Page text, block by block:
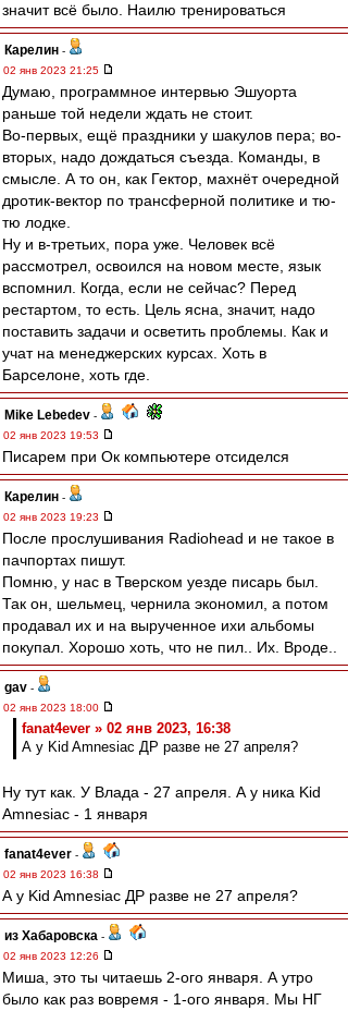
значит всё было. Наилю тренироваться
Карелин -
02 янв 2023 21:25
Думаю, программное интервью Эшуорта
раньше той недели ждать не стоит.
Во-первых, ещё праздники у шакулов пера; во-
вторых, надо дождаться съезда. Команды, в
смысле. А то он, как Гектор, махнёт очередной
дротик-вектор по трансферной политике и тю-
тю лодке.
Ну и в-третьих, пора уже. Человек всё
рассмотрел, освоился на новом месте, язык
вспомнил. Когда, если не сейчас? Перед
рестартом, то есть. Цель ясна, значит, надо
поставить задачи и осветить проблемы. Как и
учат на менеджерских курсах. Хоть в
Барселоне, хоть где.
Mike Lebedev -
02 янв 2023 19:53
Писарем при Ок компьютере отсиделся
Карелин -
02 янв 2023 19:23
После прослушивания Radiohead и не такое в
пачпортах пишут.
Помню, у нас в Тверском уезде писарь был.
Так он, шельмец, чернила экономил, а потом
продавал их и на вырученное ихи альбомы
покупал. Хорошо хоть, что не пил.. Их. Вроде..
gav -
02 янв 2023 18:00
fanat4ever » 02 янв 2023, 16:38
А у Kid Amnesiac ДР разве не 27 апреля?
Ну тут как. У Влада - 27 апреля. А у ника Kid
Amnesiac - 1 января
fanat4ever -
02 янв 2023 16:38
А у Kid Amnesiac ДР разве не 27 апреля?
из Хабаровска -
02 янв 2023 12:26
Миша, это ты читаешь 2-ого января. А утро
было как раз вовремя - 1-ого января. Мы НГ